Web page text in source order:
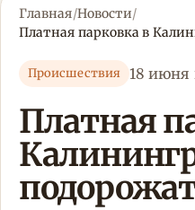
Главная/Новости/
Платная парковка в
Происшествия 18 июня
Платная